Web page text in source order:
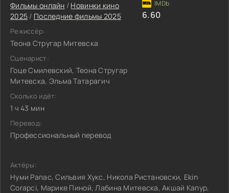
Фильмы онлайн / Новинки кино
2025 / Последние фильмы 2025
Режиссёр:
Теона Стругар Митевска
Сценарист:
Гоце Смилевский, Теона Стругар
Митевска, Эльма Татарагич
Сколько идёт:
1 ч 43 мин
Перевод:
Профессиональный перевод
6.60
Актёры:
Нуми Рапас, Сильвия Хукс, Никола Ристановски, Ekin
Corapci, Марике Пиной, Лабина Митевска, Акшай Капур,